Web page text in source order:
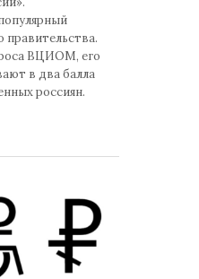
правительства.
ВЦИОМ, его
в два балла
россиян.